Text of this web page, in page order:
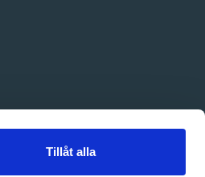
Tillåt alla